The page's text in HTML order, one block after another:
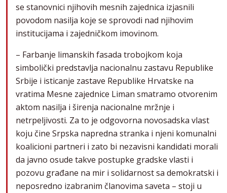
se stanovnici njihovih mesnih zajednica izjasnili
povodom nasilja koje se sprovodi nad njihovim
institucijama i zajedničkom imovinom.
– Farbanje limanskih fasada trobojkom koja
simbolički predstavlja nacionalnu zastavu Republike
Srbije i isticanje zastave Republike Hrvatske na
vratima Mesne zajednice Liman smatramo otvorenim
aktom nasilja i širenja nacionalne mržnje i
netrpeljivosti. Za to je odgovorna novosadska vlast
koju čine Srpska napredna stranka i njeni komunalni
koalicioni partneri i zato bi nezavisni kandidati morali
da javno osude takve postupke gradske vlasti i
pozovu građane na mir i solidarnost sa demokratski i
neposredno izabranim članovima saveta – stoji u